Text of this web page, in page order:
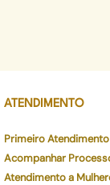
ATENDIMENTO
Primeiro Atendimento
Acompanhar
Atendimento a